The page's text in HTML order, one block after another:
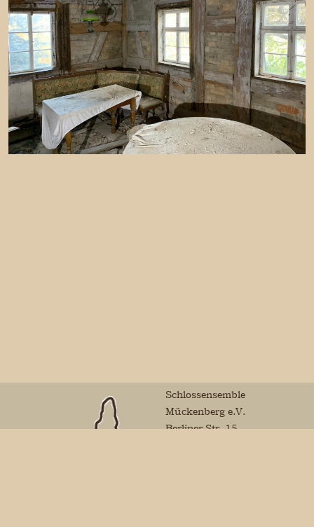
Schlossensemble
Mückenberg e.V.
Berliner Str. 15